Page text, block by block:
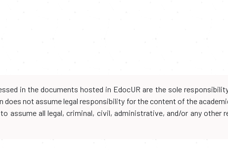
in the documents hosted in EdocUR are the sole
not assume legal responsibility for the content of the
assume all legal, criminal, civil, administrative, and/or any